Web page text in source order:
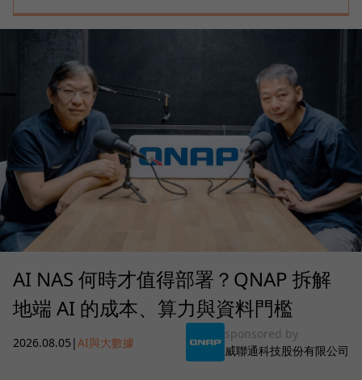
AI NAS 何時才值得部署？QNAP 拆解
地端 AI 的成本、算力與資料門檻
2026.08.05 |AI與大數據
sponsored by
威聯通科技股份有限公司